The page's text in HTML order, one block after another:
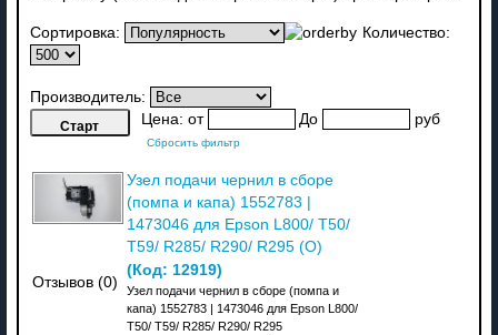
Сортировка: Количество:
Производитель:
Цена: от До руб
Сбросить фильтр
Отзывов (0)
Узел подачи чернил в сборе
(помпа и капа) 1552783 |
1473046 для Epson L800/ T50/
T59/ R285/ R290/ R295 (О)
(Код: 12919)
Узел подачи чернил в сборе (помпа и
капа) 1552783 | 1473046 для Epson L800/
T50/ T59/ R285/ R290/ R295